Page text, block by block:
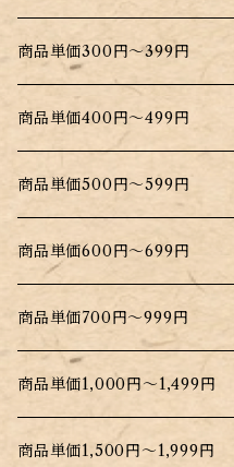
商品単価300円～399円
商品単価400円～499円
商品単価500円～599円
商品単価600円～699円
商品単価700円～999円
商品単価1,000円～1,499円
商品単価1,500円～1,999円